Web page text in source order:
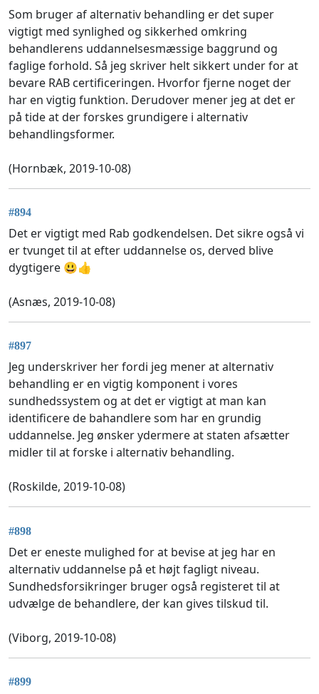
Som bruger af alternativ behandling er det super
vigtigt med synlighed og sikkerhed omkring
behandlerens uddannelsesmæssige baggrund og
faglige forhold. Så jeg skriver helt sikkert under for at
bevare RAB certificeringen. Hvorfor fjerne noget der
har en vigtig funktion. Derudover mener jeg at det er
på tide at der forskes grundigere i alternativ
behandlingsformer.
(Hornbæk, 2019-10-08)
#894
Det er vigtigt med Rab godkendelsen. Det sikre også vi
er tvunget til at efter uddannelse os, derved blive
dygtigere 😃👍
(Asnæs, 2019-10-08)
#897
Jeg underskriver her fordi jeg mener at alternativ
behandling er en vigtig komponent i vores
sundhedssystem og at det er vigtigt at man kan
identificere de bahandlere som har en grundig
uddannelse. Jeg ønsker ydermere at staten afsætter
midler til at forske i alternativ behandling.
(Roskilde, 2019-10-08)
#898
Det er eneste mulighed for at bevise at jeg har en
alternativ uddannelse på et højt fagligt niveau.
Sundhedsforsikringer bruger også registeret til at
udvælge de behandlere, der kan gives tilskud til.
(Viborg, 2019-10-08)
#899